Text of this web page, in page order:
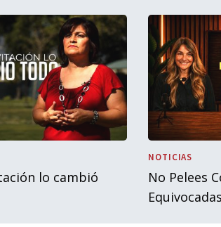
lo cambió
NOTICIAS
No Pelees
Equivocadas